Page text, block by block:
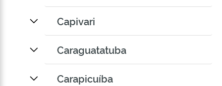
Capivari
Caraguatatuba
Carapicuíba